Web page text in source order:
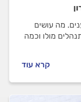
מה עושים
מולו וכמה
קרא עוד